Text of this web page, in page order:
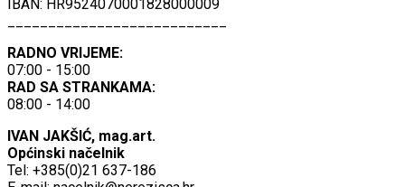
IBAN: HR9524070001828000009
RADNO VRIJEME:
07:00 - 15:00
RAD SA STRANKAMA:
08:00 - 14:00
IVAN JAKŠIĆ, mag.art.
Općinski načelnik
Tel: +385(0)21 637-186